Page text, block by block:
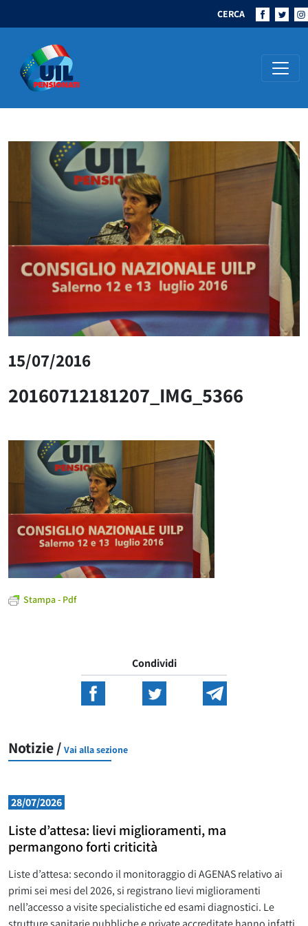
CERCA
Navigazione principale
15/07/2016
20160712181207_IMG_5366
Stampa - Pdf
Condividi
Notizie / Vai alla sezione
28/07/2026
Liste d’attesa: lievi miglioramenti, ma
permangono forti criticità
Liste d’attesa: secondo il monitoraggio di AGENAS relativo ai
primi sei mesi del 2026, si registrano lievi miglioramenti
nell’accesso a visite specialistiche ed esami diagnostici. Le